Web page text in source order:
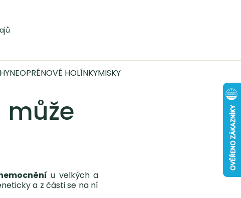
NEOPRÉNOVÉ HOLÍNKYMISKY
u velkých a
a z části se na ní